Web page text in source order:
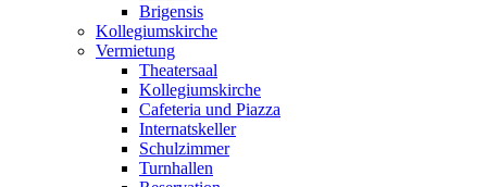
Brigensis
Kollegiumskirche
Vermietung
Theatersaal
Kollegiumskirche
Cafeteria und Piazza
Internatskeller
Schulzimmer
Turnhallen